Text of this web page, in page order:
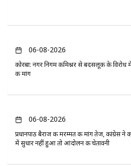
06-08-2026
कोरबा: नगर निगम कमिश्नर से बदसलूकी के विरोध में
की मांग
06-08-2026
प्रधानपाठ बैराज की मरम्मत की मांग तेज, कांग्रेस ने
में सुधार नहीं हुआ तो आंदोलन की चेतावनी